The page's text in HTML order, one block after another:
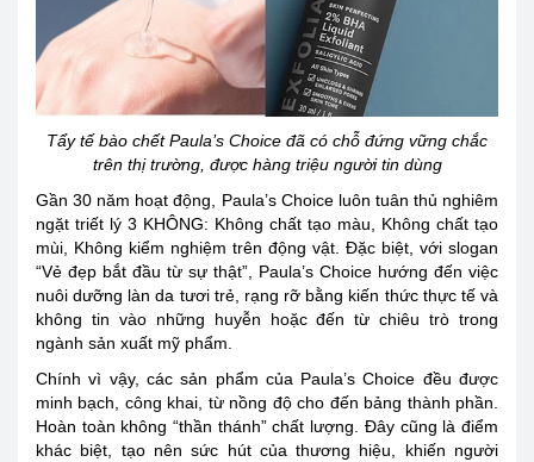
Tẩy tế bào chết Paula’s Choice đã có chỗ đứng vững chắc
trên thị trường, được hàng triệu người tin dùng
Gần 30 năm hoạt động, Paula’s Choice luôn tuân thủ nghiêm
ngặt triết lý 3 KHÔNG: Không chất tạo màu, Không chất tạo
mùi, Không kiểm nghiệm trên động vật. Đặc biệt, với slogan
“Vẻ đẹp bắt đầu từ sự thật”, Paula’s Choice hướng đến việc
nuôi dưỡng làn da tươi trẻ, rạng rỡ bằng kiến thức thực tế và
không tin vào những huyễn hoặc đến từ chiêu trò trong
ngành sản xuất mỹ phẩm.
Chính vì vậy, các sản phẩm của Paula’s Choice đều được
minh bạch, công khai, từ nồng độ cho đến bảng thành phần.
Hoàn toàn không “thần thánh” chất lượng. Đây cũng là điểm
khác biệt, tạo nên sức hút của thương hiệu, khiến người